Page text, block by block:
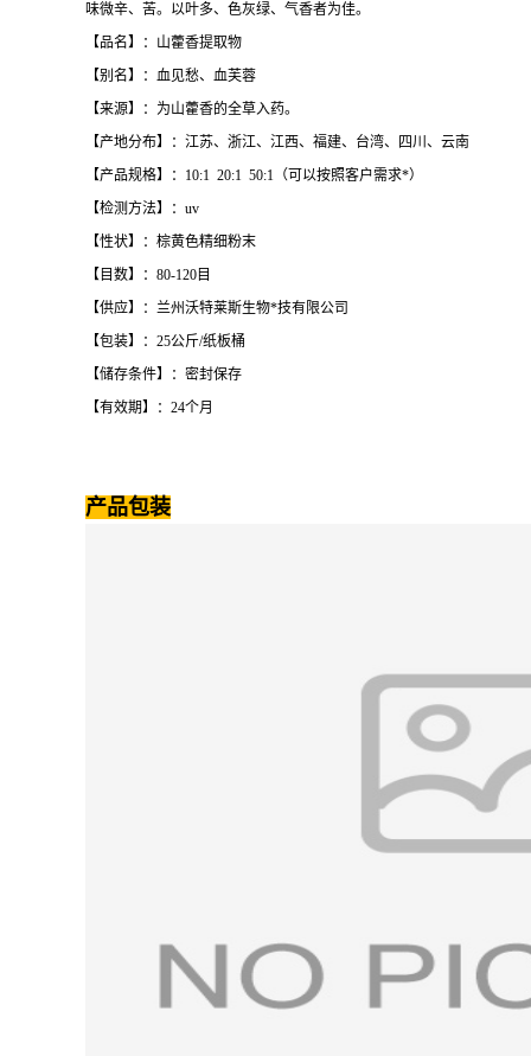
味微辛、苦。以叶多、色灰绿、气香者为佳。
【品名】：山藿香提取物
【别名】：血见愁、血芙蓉
【来源】：为山藿香的全草入药。
【产地分布】：江苏、浙江、江西、福建、台湾、四川、云南
【产品规格】：10:1 20:1 50:1（可以按照客户需求*）
【检测方法】：uv
【性状】：棕黄色精细粉末
【目数】：80-120目
【供应】：兰州沃特莱斯生物*技有限公司
【包装】：25公斤/纸板桶
【储存条件】：密封保存
【有效期】：24个月
产品包装